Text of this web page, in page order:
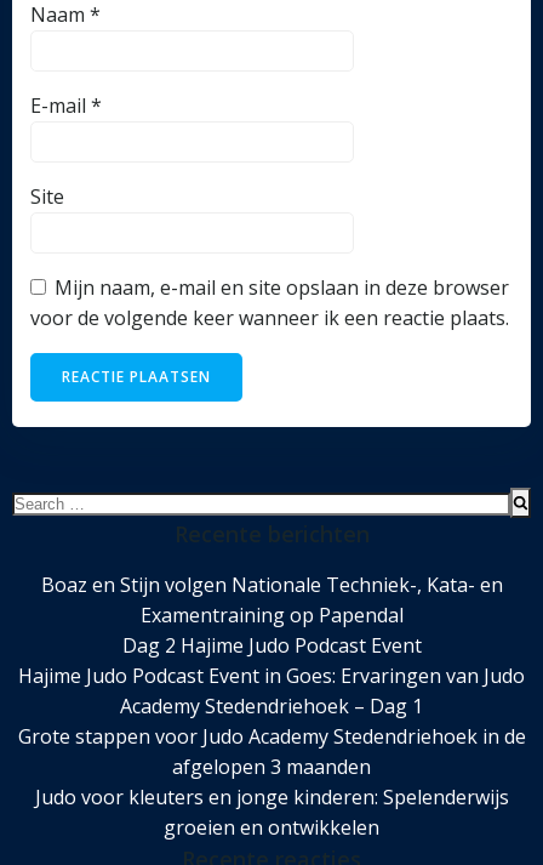
Naam *
E-mail *
Site
Mijn naam, e-mail en site opslaan in deze browser
voor de volgende keer wanneer ik een reactie plaats.
Search
Boaz en Stijn volgen Nationale Techniek-, Kata- en
Examentraining op Papendal
Dag 2 Hajime Judo Podcast Event
Hajime Judo Podcast Event in Goes: Ervaringen van Judo
Academy Stedendriehoek – Dag 1
Grote stappen voor Judo Academy Stedendriehoek in de
afgelopen 3 maanden
Judo voor kleuters en jonge kinderen: Spelenderwijs
groeien en ontwikkelen